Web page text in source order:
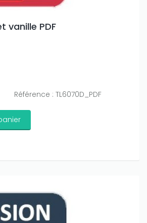
vanille PDF
Référence : TL6070D_PDF